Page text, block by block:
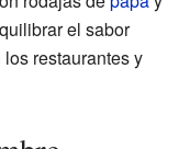
el sabor
restaurantes y